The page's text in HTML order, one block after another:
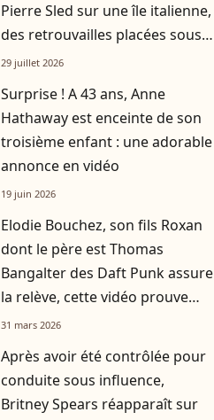
Pierre Sled sur une île italienne,
des retrouvailles placées sous
le signe de la gourmandise !
29 juillet 2026
Surprise ! A 43 ans, Anne
Hathaway est enceinte de son
troisième enfant : une adorable
annonce en vidéo
19 juin 2026
Elodie Bouchez, son fils Roxan
dont le père est Thomas
Bangalter des Daft Punk assure
la relève, cette vidéo prouve
tout de son talent
31 mars 2026
Après avoir été contrôlée pour
conduite sous influence,
Britney Spears réapparaît sur